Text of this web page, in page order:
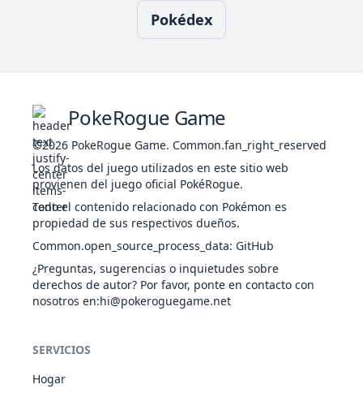
VEN
Polvo Escudo
Nado Rápido
Golduck
Humedad
Aclimatación
Nado Rápido
500 80
Abra PSÍ
Psicogénesis
Sincronía
Muro Mágico
Kadabra PSÍ
Psicogénesis
Sincronía
Fuerza Mental
Pokédex
PokeRogue Game
©2026 PokeRogue Game. Common.fan_right_reserved
Los datos del juego utilizados en este sitio web
provienen del juego oficial PokéRogue.
Todo el contenido relacionado con Pokémon es
propiedad de sus respectivos dueños.
Common.open_source_process_data: GitHub
¿Preguntas, sugerencias o inquietudes sobre
derechos de autor? Por favor, ponte en contacto con
nosotros en:hi@pokeroguegame.net
SERVICIOS
Hogar